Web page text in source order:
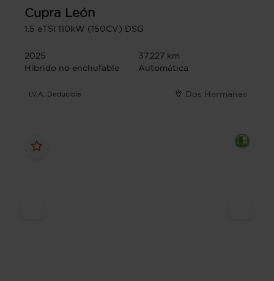
Cupra León
1.5 eTSI 110kW (150CV) DSG
2025
37.227 km
Híbrido no enchufable
Automática
I.V.A. Deducible Dos Hermanas